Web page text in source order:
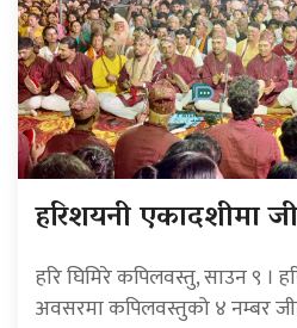
हरिशयनी एकादशीमा
हरि घिमिरे कपिलवस्तु, साउन ९ ।
अवसरमा कपिलवस्तुको ४ नम्बर